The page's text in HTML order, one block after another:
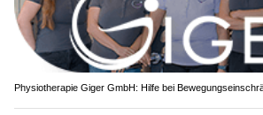
Physiotherapie Giger GmbH: Hilfe bei